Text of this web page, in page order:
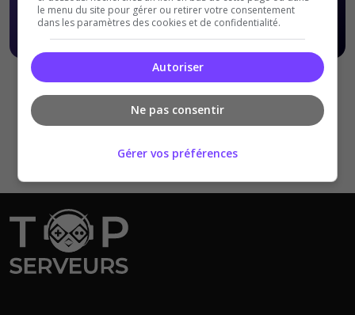
ventes.
le menu du site pour gérer ou retirer votre consentement
dans les paramètres des cookies et de confidentialité.
Autoriser
Ne pas consentir
Gérer vos préférences